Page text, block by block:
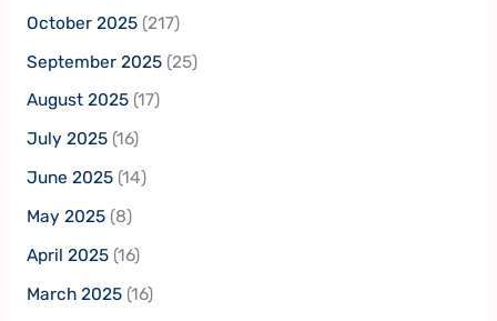
October 2025(217)
September 2025(25)
August 2025(17)
July 2025(16)
June 2025(14)
May 2025(8)
April 2025(16)
March 2025(16)